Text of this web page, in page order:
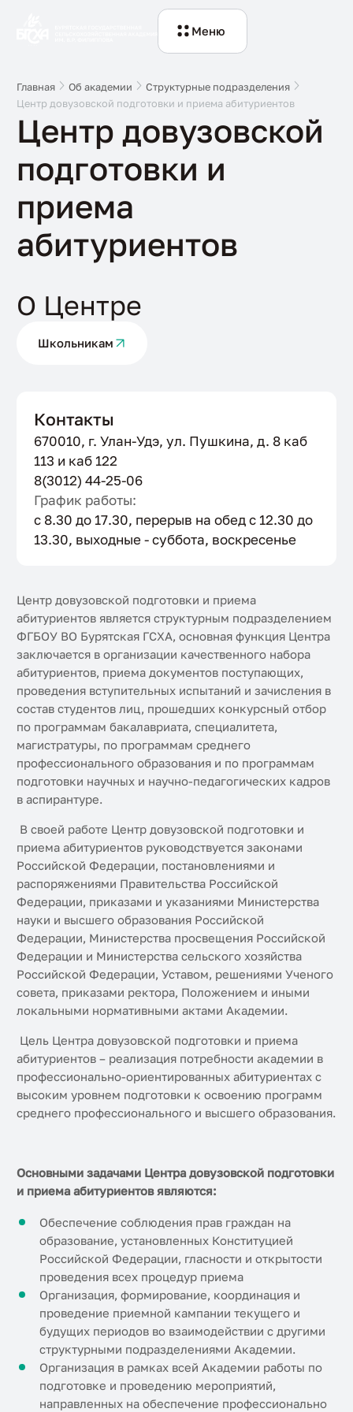
Меню
Главная Об академии
Структурные подразделения
Центр довузовской подготовки и приема абитуриентов
Центр довузовской
подготовки и
приема
абитуриентов
О Центре
Школьникам
Центр довузовской подготовки и приема
абитуриентов является структурным подразделением
ФГБОУ ВО Бурятская ГСХА, основная функция Центра
заключается в организации качественного набора
абитуриентов, приема документов поступающих,
проведения вступительных испытаний и зачисления в
состав студентов лиц, прошедших конкурсный отбор
по программам бакалавриата, специалитета,
магистратуры, по программам среднего
профессионального образования и по программам
подготовки научных и научно-педагогических кадров
в аспирантуре.
В своей работе Центр довузовской подготовки и
приема абитуриентов руководствуется законами
Российской Федерации, постановлениями и
распоряжениями Правительства Российской
Федерации, приказами и указаниями Министерства
науки и высшего образования Российской
Федерации, Министерства просвещения Российской
Федерации и Министерства сельского хозяйства
Российской Федерации, Уставом, решениями Ученого
совета, приказами ректора, Положением и иными
локальными нормативными актами Академии.
Цель Центра довузовской подготовки и приема
абитуриентов – реализация потребности академии в
профессионально-ориентированных абитуриентах с
высоким уровнем подготовки к освоению программ
среднего профессионального и высшего образования.
Основными задачами Центра довузовской подготовки
и приема абитуриентов являются:
Обеспечение соблюдения прав граждан на
образование, установленных Конституцией
Российской Федерации, гласности и открытости
проведения всех процедур приема
Организация, формирование, координация и
проведение приемной кампании текущего и
будущих периодов во взаимодействии с другими
структурными подразделениями Академии.
Организация в рамках всей Академии работы по
подготовке и проведению мероприятий,
направленных на обеспечение профессионально
Контакты
670010, г. Улан-Удэ, ул. Пушкина, д. 8 каб
113 и каб 122
8(3012) 44-25-06
График работы:
с 8.30 до 17.30, перерыв на обед с 12.30 до
13.30, выходные - суббота, воскресенье